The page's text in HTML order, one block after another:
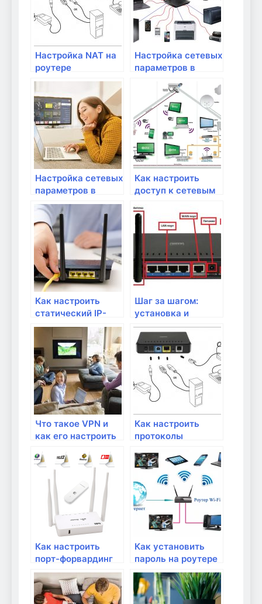
Настройка NAT на
роутере
Настройка сетевых
параметров в
Настройка сетевых
параметров в
Windows
Как настроить
доступ к сетевым
удаленному
доступу?
Как настроить
статический IP-
адрес на роутере?
Шаг за шагом:
установка и
настройка
OpenWRT на вашем
роутере
Что такое VPN и
как его настроить
Как настроить
протоколы
WPA и WPA2 на
роутере?
Как настроить
порт-форвардинг
для открытия
доступа к сетевым
приложениям?
Как установить
пароль на роутере
для защиты сети?